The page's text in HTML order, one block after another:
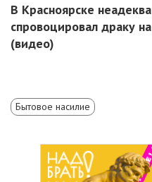
В Красноярске
спровоцировал драку
(видео)
Бытовое насилие